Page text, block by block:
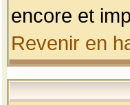
encore et
Revenir en